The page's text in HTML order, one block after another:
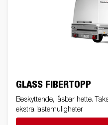
GLASS FIBERTOPP
Beskyttende, låsbar hette.
ekstra lastemuligheter